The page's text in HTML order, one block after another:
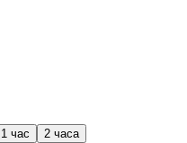
1 час
2 часа